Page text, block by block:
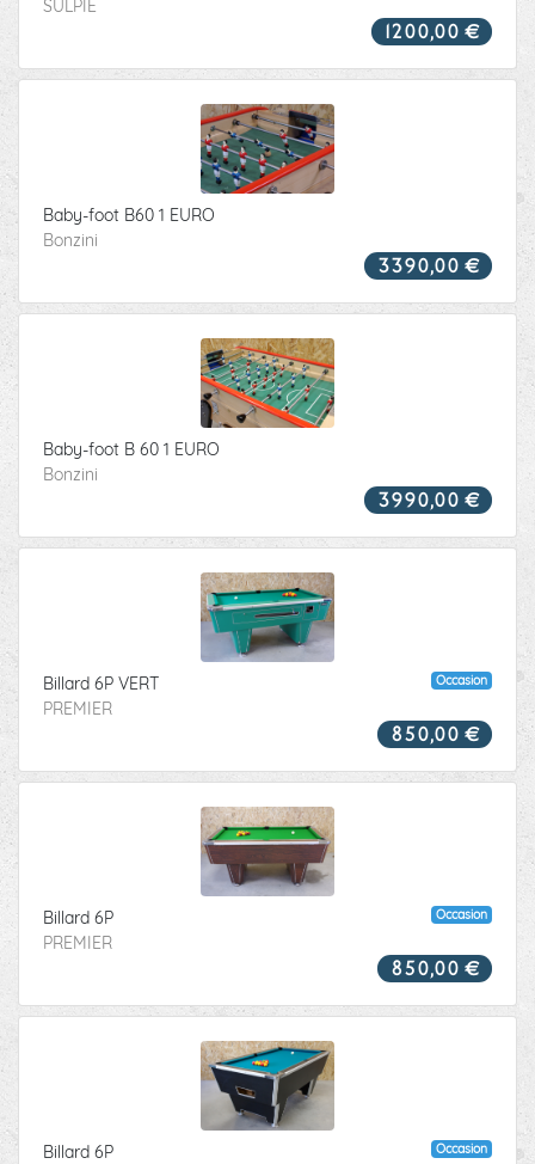
SULPIE
1200,00 €
Baby-foot B60 1 EURO
Bonzini
3390,00 €
Baby-foot B 60 1 EURO
Bonzini
3990,00 €
Billard 6P VERT
PREMIER
Occasion
850,00 €
Billard 6P
PREMIER
Occasion
850,00 €
Billard 6P
Occasion